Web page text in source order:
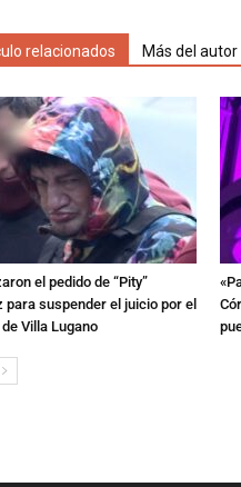
relacionados Más del autor
el pedido de “Pity”
para suspender el juicio por el
Villa Lugano